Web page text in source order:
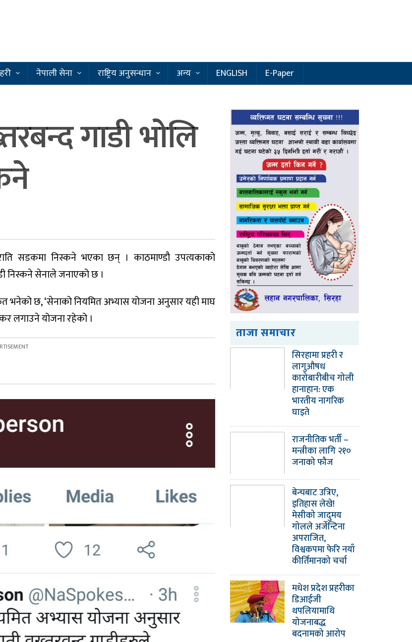
नेपाली सेना राष्ट्रिय अनुसन्धान अन्य ENGLISH E-Paper
गाडी भोलि
सडकमा निस्कने भएका छन् । काठमाण्डौ उपत्यकाको
निस्कने सेनाले जनाएको छ ।
भनेको छ, ‘सेनाको नियमित अभ्यास योजना अनुसार यही माघ
लगाउने योजना रहेको ।
ताजा समाचार
सिरहामा प्रहरी र
लागुऔषध
कारोबारीबीच गोली
हानाहान: एक
भारतीय नागरिक
घाइते
राजनीतिक भर्ती –
मन्त्रीका लागि २१०
जनाको फौज
बेन्चबाट उत्रिए,
इतिहास लेखे!
मेसीको जादुमय
गोलले अर्जेन्टिना
अपराजित,
विश्वकपमा फेरि नयाँ
कीर्तिमानको चर्चा
मधेश प्रदेश प्रहरीका
डिआईजी
थपलियामाथि
योजनाबद्ध
बदनामको आरोप